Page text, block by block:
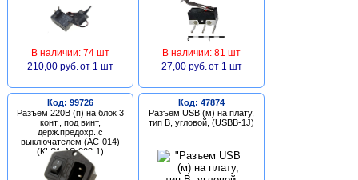
В наличии: 74 шт
210,00 руб. от 1 шт
В наличии: 81 шт
27,00 руб. от 1 шт
Код: 99726
Разъем 220В (п) на блок 3
конт., под винт,
держ.предохр.,с
выключателем (AC-014)
(KLS1-AS-303-1)
Код: 47874
Разъем USB (м) на плату,
тип В, угловой, (USBB-1J)